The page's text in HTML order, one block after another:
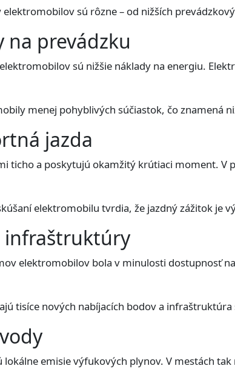
sú rôzne – od nižších
na prevádzku
sú nižšie náklady na energiu.
menej pohyblivých súčiastok, čo znamená
jazda
ticho a poskytujú okamžitý krútiaci moment. V
elektromobilu tvrdia, že jazdný zážitok je
infraštruktúry
elektromobilov bola v minulosti dostupnosť
tisíce nových nabíjacích bodov a infraštruktúra
emisie výfukových plynov. V mestách